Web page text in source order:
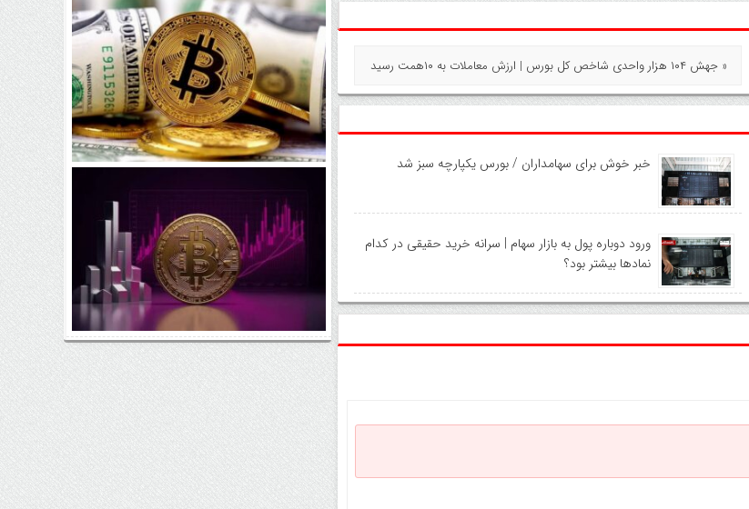
« جهش ۱۰۴ هزار واحدی شاخص کل بورس | ارزش معاملات به ۱۰همت رسید
خبر خوش برای سهامداران / بورس یکپارچه سبز شد
ورود دوباره پول به بازار سهام | سرانه خرید حقیقی در کدام
نماد‌ها بیشتر بود؟
مرز را از دست بدهد، همه‌چیز تغییر
می‌کند
رقابت پنهان دولت‌ها بر سر بیت‌کوین/
۱۰ کشور برتر کدامند؟
اتفاق مهم در بازار رمزارزها / بیت‌کوین
وارد فاز تازه شد